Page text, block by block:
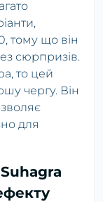
тому що він
сюрпризів.
то цей
чергу. Він
для